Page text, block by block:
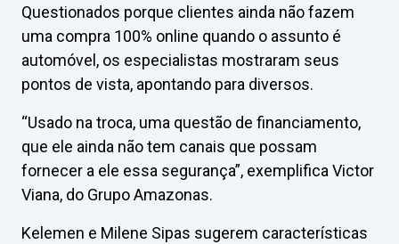
Questionados porque clientes ainda não fazem
uma compra 100% online quando o assunto é
automóvel, os especialistas mostraram seus
pontos de vista, apontando para diversos.
“Usado na troca, uma questão de financiamento,
que ele ainda não tem canais que possam
fornecer a ele essa segurança”, exemplifica Victor
Viana, do Grupo Amazonas.
Kelemen e Milene Sipas sugerem características